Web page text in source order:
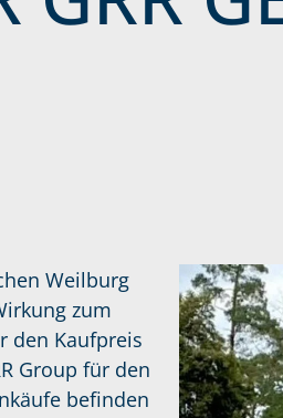
Weilburg
zum
den Kaufpreis
Group für den
befinden